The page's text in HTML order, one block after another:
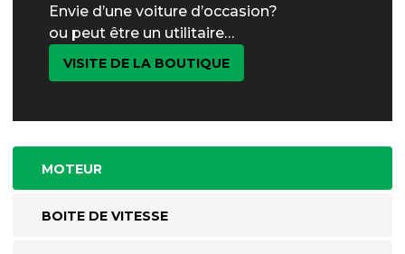
Envie d’une voiture d’occasion?
ou peut être un utilitaire…
VISITE DE LA BOUTIQUE
MOTEUR
BOITE DE VITESSE